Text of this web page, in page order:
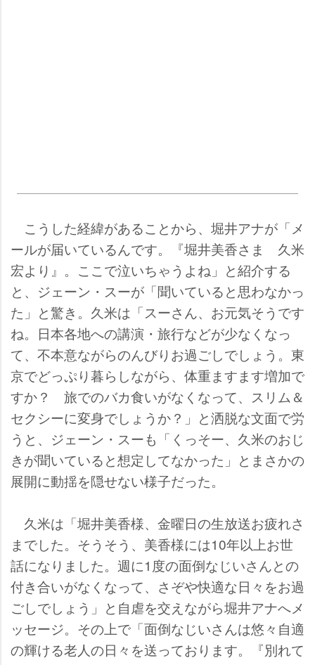
こうした経緯があることから、堀井アナが「メ
ールが届いているんです。『堀井美香さま 久米
宏より』。ここで泣いちゃうよね」と紹介する
と、ジェーン・スーが「聞いていると思わなかっ
た」と驚き。久米は「スーさん、お元気そうです
ね。日本各地への講演・旅行などが少なくなっ
て、不本意ながらのんびりお過ごしでしょう。東
京でどっぷり暮らしながら、体重ますます増加で
すか？ 旅でのバカ食いがなくなって、スリム＆
セクシーに変身でしょうか？」と洒脱な文面で労
うと、ジェーン・スーも「くっそー、久米のおじ
きが聞いていると想定してなかった」とまさかの
展開に動揺を隠せない様子だった。
久米は「堀井美香様、金曜日の生放送お疲れさ
までした。そうそう、美香様には10年以上お世
話になりました。週に1度の面倒なじいさんとの
付き合いがなくなって、さぞや快適な日々をお過
ごしでしょう」と自虐を交えながら堀井アナへメ
ッセージ。その上で「面倒なじいさんは悠々自適
の輝ける老人の日々を送っております。『別れて